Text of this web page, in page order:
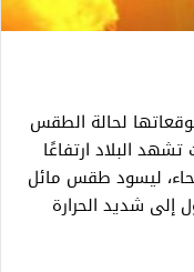
لحالة الطقس
14 مايو 2026، حيث تشهد البلاد ارتفاعًا
ليسود طقس مائل
إلى شديد الحرارة